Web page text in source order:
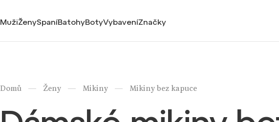
MužiŽenySpaníBatohyBotyVybaveníZnačky
Domů / Ženy / Mikiny / Mikiny bez kapuce